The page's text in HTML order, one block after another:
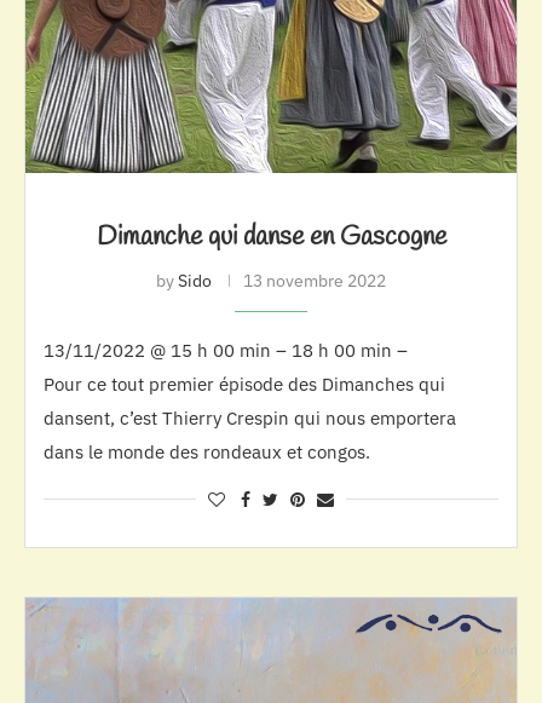
Dimanche qui danse en Gascogne
bySido 13 novembre 2022
13/11/2022 @ 15 h 00 min – 18 h 00 min –
Pour ce tout premier épisode des Dimanches qui
dansent, c’est Thierry Crespin qui nous emportera
dans le monde des rondeaux et congos.